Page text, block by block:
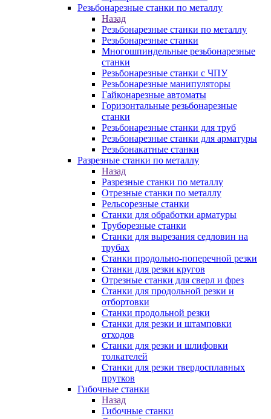
Резьбонарезные станки по металлу
Назад
Резьбонарезные станки по металлу
Резьбонарезные станки
Многошпиндельные резьбонарезные
станки
Резьбонарезные станки с ЧПУ
Резьбонарезные манипуляторы
Гайконарезные автоматы
Горизонтальные резьбонарезные
станки
Резьбонарезные станки для труб
Резьбонарезные станки для арматуры
Резьбонакатные станки
Разрезные станки по металлу
Назад
Разрезные станки по металлу
Отрезные станки по металлу
Рельсорезные станки
Станки для обработки арматуры
Труборезные станки
Станки для вырезания седловин на
трубаx
Станки продольно-поперечной резки
Станки для резки кругов
Отрезные станки для сверл и фрез
Станки для продольной резки и
отбортовки
Станки продольной резки
Станки для резки и штамповки
отходов
Станки для резки и шлифовки
толкателей
Станки для резки твердосплавных
прутков
Гибочные станки
Назад
Гибочные станки